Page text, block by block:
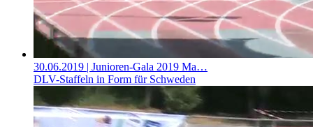
30.06.2019 | Junioren-Gala 2019 Ma…
DLV-Staffeln in Form für Schweden